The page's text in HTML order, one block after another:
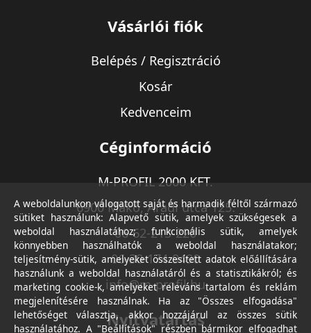
Vásárlói fiók
Belépés / Regisztráció
Kosár
Kedvenceim
Céginformáció
M-PROFIL 2000 KFT.
6900 Makó, Aradi utca 125.
06-62-213-220
06-30-174-9490
info@m-profil.hu
Nyitvatartás
A weboldalunkon válogatott saját és harmadik féltől származó
sütiket használunk: Alapvető sütik, amelyek szükségesek a
weboldal használatához; funkcionális sütik, amelyek
könnyebben használhatók a weboldal használatakor;
teljesítmény-sütik, amelyeket összesített adatok előállítására
használunk a weboldal használatáról és a statisztikákról; és
marketing cookie-k, amelyeket releváns tartalom és reklám
megjelenítésére használnak. Ha az "Összes elfogadása"
lehetőséget választja, akkor hozzájárul az összes sütik
használatához. A "Beállítások" részben bármikor elfogadhat